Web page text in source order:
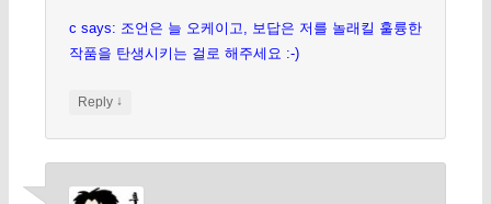
c says: 조언은 늘 오케이고, 보답은 저를 놀래킬 훌륭한
작품을 탄생시키는 걸로 해주세요 :-)
Reply ↓